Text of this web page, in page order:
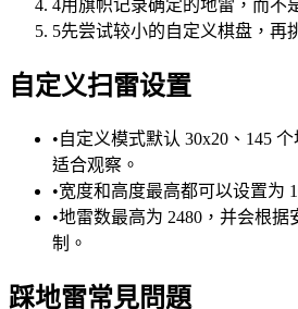
4用旗帜记录确定的地雷，而不
5先尝试较小的自定义棋盘，再
自定义扫雷设置
•自定义模式默认 30x20、145
适合观察。
•宽度和高度最高都可以设置为
•地雷数最高为 2480，并会根据
制。
踩地雷常見問題